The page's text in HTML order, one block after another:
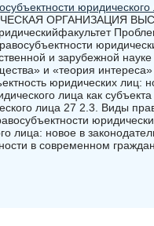
юридического
ОРГАНИЗАЦИЯ
и зарубежной
и «теория
юридических лиц:
лица как
лица 27 2.3. Виды
лица: новое в
в современном